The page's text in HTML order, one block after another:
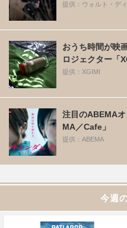
提供：ウォルト・デ
おうち時間が映
ロジェクター「
提供：XGIMI
注目のABEMA
MA／Cafe」
提供：ABEMA
今週